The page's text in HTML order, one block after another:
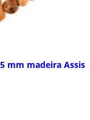
mm madeira Assis